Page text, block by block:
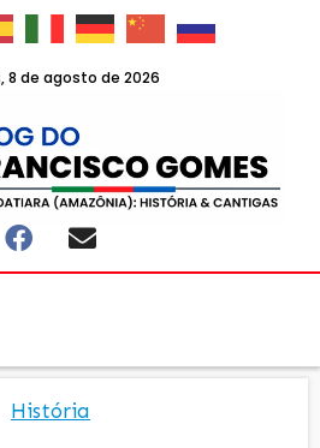
8 de agosto de 2026
História